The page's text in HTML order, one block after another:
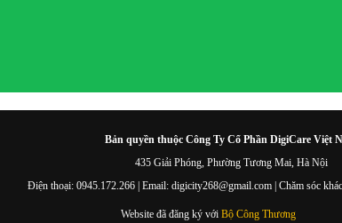
Bản quyền thuộc Công Ty Cổ Phần DigiCare Việt
435 Giải Phóng, Phường Tương Mai, Hà Nội
Điện thoại: 0945.172.266 | Email: digicity268@gmail.com | Chăm sóc
Website đã đăng ký với Bộ Công Thương